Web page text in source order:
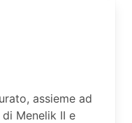
assieme ad
Menelik II e